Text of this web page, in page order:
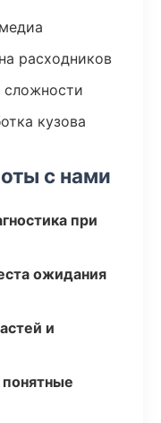
расходников
сложности
кузова
с нами
при
ожидания
и